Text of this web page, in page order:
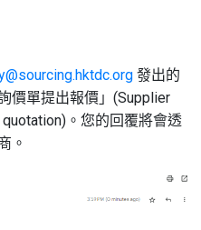
發出的
價單提出報價」(Supplier
。您的回覆將會透
。